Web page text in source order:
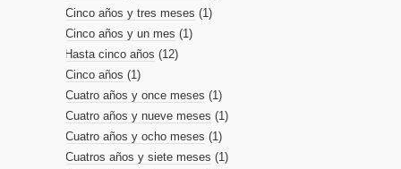
Cinco años y tres meses (1)
Cinco años y un mes (1)
Hasta cinco años (12)
Cinco años (1)
Cuatro años y once meses (1)
Cuatro años y nueve meses (1)
Cuatro años y ocho meses (1)
Cuatros años y siete meses (1)